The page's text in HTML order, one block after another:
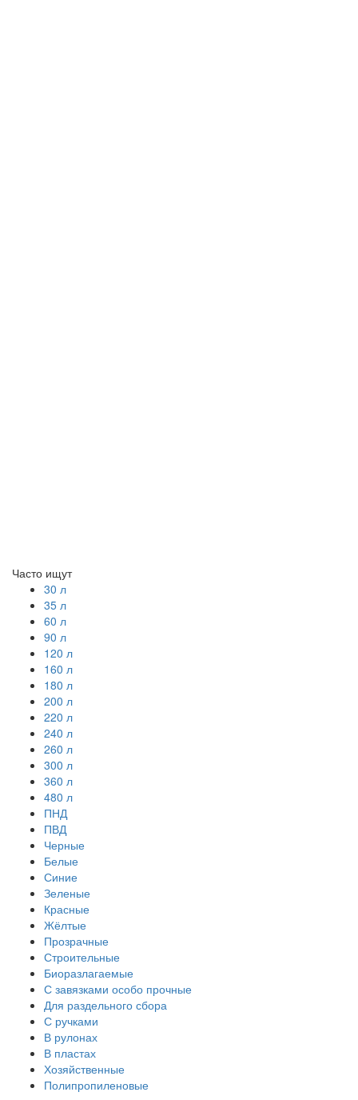
Часто ищут
30 л
35 л
60 л
90 л
120 л
160 л
180 л
200 л
220 л
240 л
260 л
300 л
360 л
480 л
ПНД
ПВД
Черные
Белые
Синие
Зеленые
Красные
Жёлтые
Прозрачные
Строительные
Биоразлагаемые
С завязками особо прочные
Для раздельного сбора
С ручками
В рулонах
В пластах
Хозяйственные
Полипропиленовые